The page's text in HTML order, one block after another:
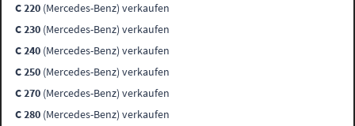
C 220 (Mercedes-Benz) verkaufen
C 230 (Mercedes-Benz) verkaufen
C 240 (Mercedes-Benz) verkaufen
C 250 (Mercedes-Benz) verkaufen
C 270 (Mercedes-Benz) verkaufen
C 280 (Mercedes-Benz) verkaufen